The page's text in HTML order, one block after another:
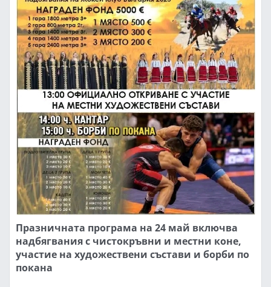
Празничната програма на 24 май включва
надбягвания с чистокръвни и местни коне,
участие на художествени състави и борби по
покана